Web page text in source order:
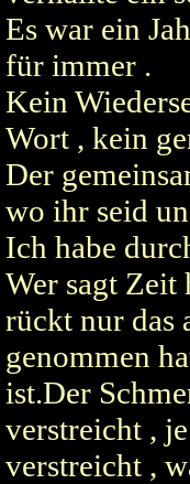
­Es war ein
für immer .
­Kein
Wort , kein
­Der
wo ihr seid
­Ich habe
­Wer sagt Zeit
rückt nur das
genommen
ist.Der
verstreicht ,
verstreicht ,